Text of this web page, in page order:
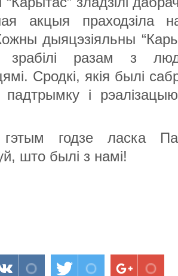
акцыя праходзіла
дыяцэзіяльны
зрабілі разам з
Сродкі, якія былі
і
годзе ласка
што былі з намі!